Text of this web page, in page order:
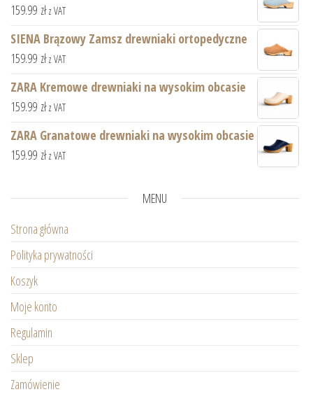
159.99 zł z VAT
SIENA Brązowy Zamsz drewniaki ortopedyczne
159.99 zł z VAT
ZARA Kremowe drewniaki na wysokim obcasie
159.99 zł z VAT
ZARA Granatowe drewniaki na wysokim obcasie
159.99 zł z VAT
MENU
Strona główna
Polityka prywatności
Koszyk
Moje konto
Regulamin
Sklep
Zamówienie